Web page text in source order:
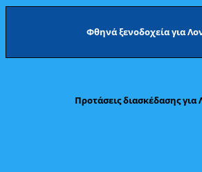
Φθηνά ξενοδοχεία για
Προτάσεις διασκέδασης για